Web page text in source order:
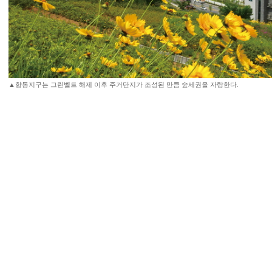
▲향동지구는 그린벨트 해제 이후 주거단지가 조성된 만큼 숲세권을 자랑한다.